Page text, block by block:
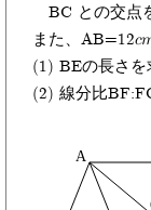
BC との交点
また、
(1) BEの長さを
(2) 線分比